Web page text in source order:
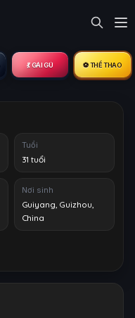
💃 GÁI GÚ ⚽ THỂ THAO
Tuổi
31 tuổi
Nơi sinh
Guiyang, Guizhou,
China